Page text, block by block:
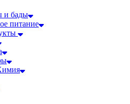
и бады
питание